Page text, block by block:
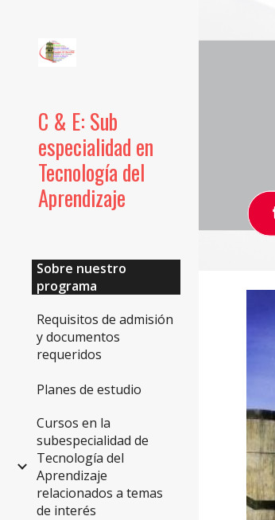
C & E: Sub
especialidad en
Tecnología del
Aprendizaje
Sobre nuestro
programa
Requisitos de admisión
y documentos
requeridos
Planes de estudio
Cursos en la
subespecialidad de
Tecnología del
Aprendizaje
relacionados a temas
de interés